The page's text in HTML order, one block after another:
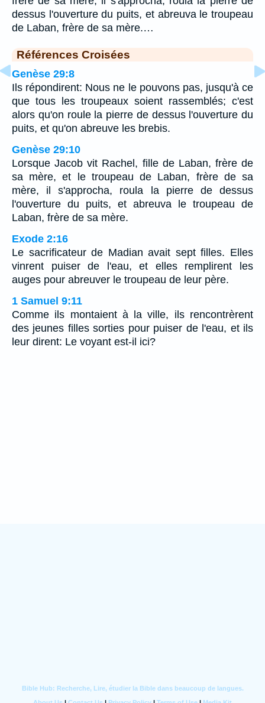
dessus l'ouverture du puits, et abreuva le troupeau
de Laban, frère de sa mère.…
Références Croisées
Genèse 29:8
Ils répondirent: Nous ne le pouvons pas, jusqu'à ce
que tous les troupeaux soient rassemblés; c'est
alors qu'on roule la pierre de dessus l'ouverture du
puits, et qu'on abreuve les brebis.
Genèse 29:10
Lorsque Jacob vit Rachel, fille de Laban, frère de
sa mère, et le troupeau de Laban, frère de sa
mère, il s'approcha, roula la pierre de dessus
l'ouverture du puits, et abreuva le troupeau de
Laban, frère de sa mère.
Exode 2:16
Le sacrificateur de Madian avait sept filles. Elles
vinrent puiser de l'eau, et elles remplirent les
auges pour abreuver le troupeau de leur père.
1 Samuel 9:11
Comme ils montaient à la ville, ils rencontrèrent
des jeunes filles sorties pour puiser de l'eau, et ils
leur dirent: Le voyant est-il ici?